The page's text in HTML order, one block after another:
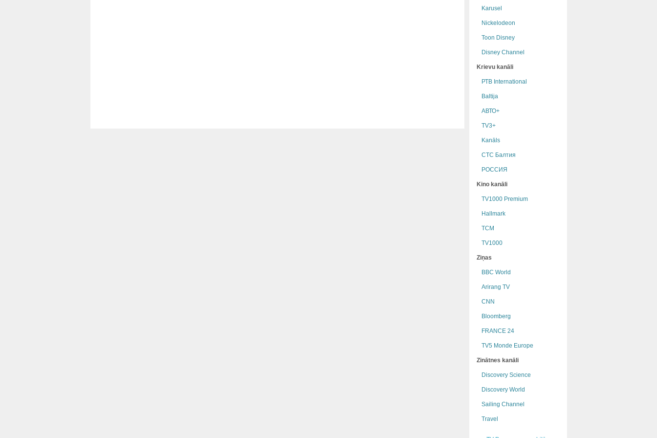
Karusel
Nickelodeon
Toon Disney
Disney Channel
Krievu kanāli
РТB International
Baltija
АВТО+
TV3+
Kanāls
СТС Балтия
РОССИЯ
Kino kanāli
TV1000 Premium
Hallmark
TCM
TV1000
Ziņas
BBC World
Arirang TV
CNN
Bloomberg
FRANCE 24
TV5 Monde Europe
Zinātnes kanāli
Discovery Science
Discovery World
Sailing Channel
Travel